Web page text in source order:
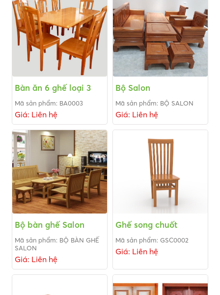
Bàn ăn 6 ghế loại 3
Mã sản phẩm: BA0003
Giá: Liên hệ
Bộ Salon
Mã sản phẩm: BỘ SALON
Giá: Liên hệ
Bộ bàn ghế Salon
Mã sản phẩm: BỘ BÀN GHẾ
SALON
Giá: Liên hệ
Ghế song chuốt
Mã sản phẩm: GSC0002
Giá: Liên hệ